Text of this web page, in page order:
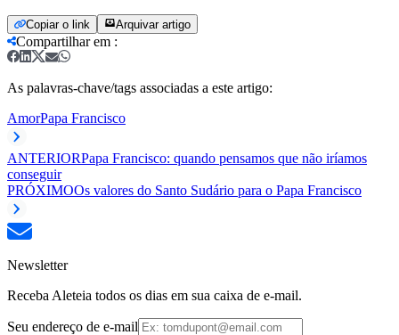
Copiar o link Arquivar artigo
Compartilhar em :
As palavras-chave/tags associadas a este artigo:
AmorPapa Francisco
ANTERIORPapa Francisco: quando pensamos que não iríamos
conseguir
PRÓXIMOOs valores do Santo Sudário para o Papa Francisco
Newsletter
Receba Aleteia todos os dias em sua caixa de e-mail.
Seu endereço de e-mail